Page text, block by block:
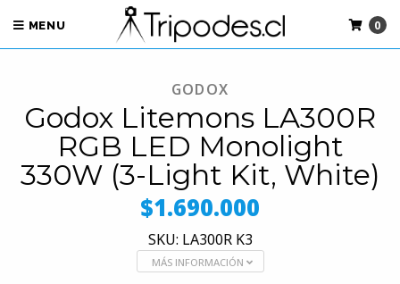
MENU 0
GODOX
Godox Litemons LA300R
RGB LED Monolight
330W (3-Light Kit, White)
$1.690.000
SKU: LA300R K3
MÁS INFORMACIÓN